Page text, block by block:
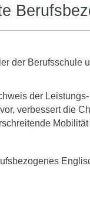
der Berufsschule
der
verbessert die